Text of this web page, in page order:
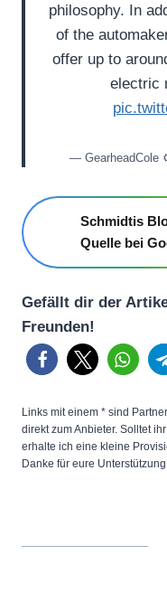
philosophy. In
of the
offer up to
electric
— GearheadCole
Schmidtis
Quelle bei
Gefällt dir der
Freunden!
Links mit einem * sind
direkt zum Anbieter. Solltet
erhalte ich eine kleine
Danke für eure